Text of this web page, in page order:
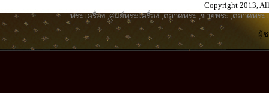
Copyright 2013,
พระเครื่อง ,ศูนย์พระเครื่อง,ตลาดพระ ,ขายพระ ,ตลาดพระ
ผู้